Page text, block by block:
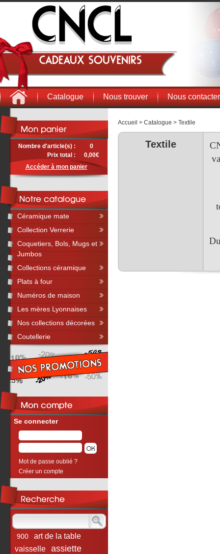
Cadeaux souvenirs
Catalogue Nous trouver Nous contacter
Accueil > Catalogue > Textile
Textile
Nombre d'article(s) :
0
Prix total :
0,00€
Accéder à mon panier
Céramique mate
Collection Verrerie
Coquetiers, Bols, Mugs et
Jumbos
Collections céramique
Plats à four
Numéros de maison
Les mères Lyonnaises
Nos collections décorées
Coutellerie
Se connecter
Mot de passe oublié ?
Créer un compte
900
art de la table
vaisselle
assiette